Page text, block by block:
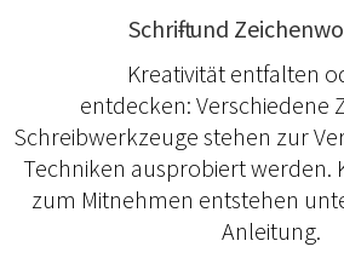
Schrift- und
Kreativität entfalten
entdecken: Verschiedene
Schreibwerkzeuge stehen zur
Techniken ausprobiert werden.
zum Mitnehmen entstehen
Anleitung.